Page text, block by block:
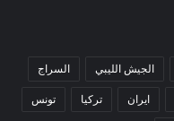
الجيش الليبي السراج
ايران تركيا تونس